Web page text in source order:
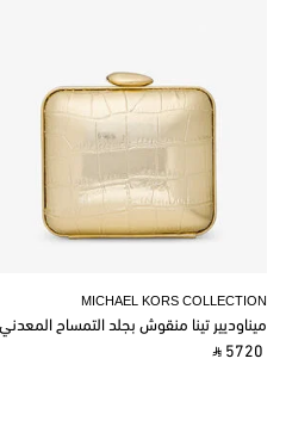
MICHAEL KORS COLLECTION
ميناوديير تينا منقوش بجلد التمساح المعدني
‎ ⃁ 5720 ‎